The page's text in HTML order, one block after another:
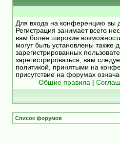
Для входа на конференцию вы
Регистрация занимает всего
вам более широкие
могут быть установлены также
зарегистрированных
зарегистрироваться, вам
политикой, принятыми на
присутствие на форумах
Общие правила
Список форумов